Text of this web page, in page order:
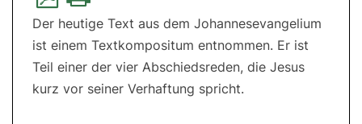
4,13-
Evangelium:
17,1-
Der heutige Text aus dem Johannesevangelium
ist einem Textkompositum entnommen. Er ist
Teil einer der vier Abschiedsreden, die Jesus
kurz vor seiner Verhaftung spricht.